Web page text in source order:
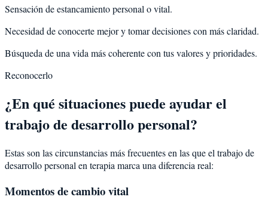
Sensación de estancamiento personal o vital.
Necesidad de conocerte mejor y tomar decisiones con más claridad.
Búsqueda de una vida más coherente con tus valores y prioridades.
Reconocerlo
¿En qué situaciones puede ayudar el
trabajo de desarrollo personal?
Estas son las circunstancias más frecuentes en las que el trabajo de
desarrollo personal en terapia marca una diferencia real:
Momentos de cambio vital